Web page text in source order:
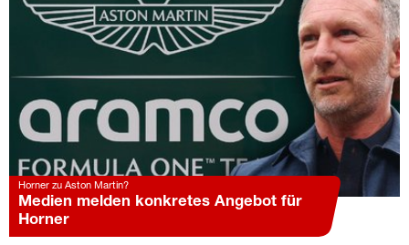
Horner zu Aston Martin?
Medien melden konkretes Angebot für
Horner